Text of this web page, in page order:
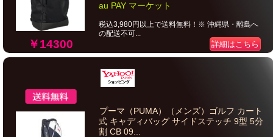
￥14300
au PAY マーケット
税込3,980円以上で送料無料！※ 沖縄県・離島へ
の配送不可...
詳細はこちら
プーマ（PUMA）（メンズ）ゴルフ カート
式 キャディバッグ サイドステッチ 9型 5分
割 CB 09...